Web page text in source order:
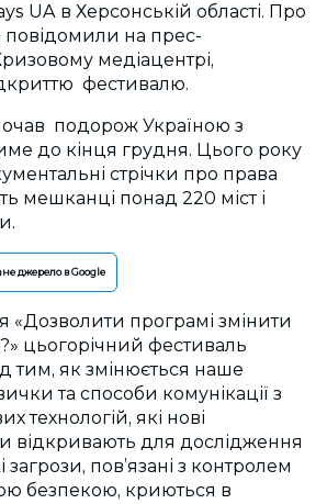
UA в Херсонській області. Про
повідомили на прес-
медіацентрі,
фестивалю.
подорож Україною з
до кінця грудня. Цього року
стрічки про права
мешканці понад 220 міст і
джерело в Google
«Дозволити програмі змінити
цьогорічний фестиваль
тим, як змінюється наше
та способи комунікації з
технологій, які нові
відкривають для дослідження
загрози, пов’язані з контролем
безпекою, криються в